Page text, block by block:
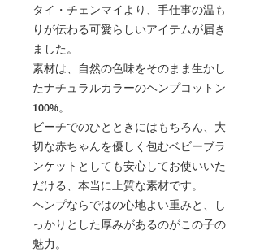
タイ・チェンマイより、手仕事の温も
りが伝わる可愛らしいアイテムが届き
ました。
素材は、自然の色味をそのまま生かし
たナチュラルカラーのヘンプコットン
100%。
ビーチでのひとときにはもちろん、大
切な赤ちゃんを優しく包むベビーブラ
ンケットとしても安心してお使いいた
だける、本当に上質な素材です。
ヘンプならではの心地よい重みと、し
っかりとした厚みがあるのがこの子の
魅力。